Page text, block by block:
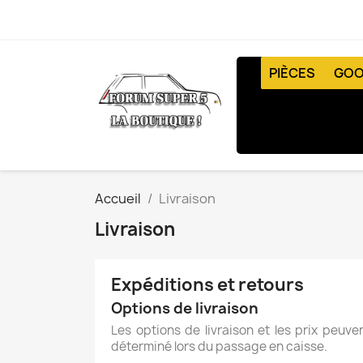
PIÈCES
Accueil Livraison
Livraison
Expéditions et retours
Options de livraison
Les options de livraison et les prix
déterminé lors du passage en caisse.